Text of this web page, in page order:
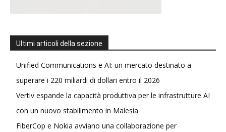
Ultimi articoli della sezione
Unified Communications e AI: un mercato destinato a
superare i 220 miliardi di dollari entro il 2026
Vertiv espande la capacità produttiva per le infrastrutture AI
con un nuovo stabilimento in Malesia
FiberCop e Nokia avviano una collaborazione per